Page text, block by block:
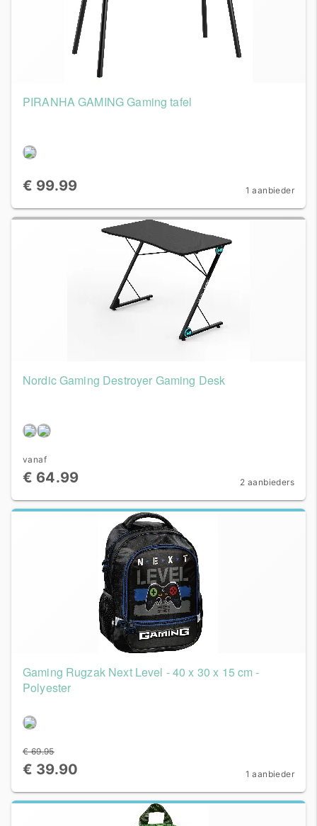
PIRANHA GAMING Gaming tafel
€ 99.99 1 aanbieder
Nordic Gaming Destroyer Gaming Desk
vanaf
€ 64.99 2 aanbieders
Gaming Rugzak Next Level - 40 x 30 x 15 cm -
Polyester
€ 69.95
€ 39.90 1 aanbieder